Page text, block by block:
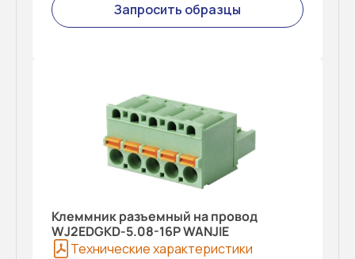
Запросить образцы
Клеммник разъемный на провод
WJ2EDGKD-5.08-16P WANJIE
Технические характеристики